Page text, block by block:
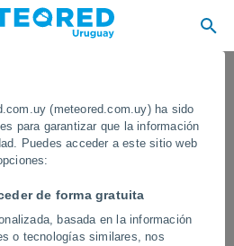
(meteored.com.uy) ha sido
para garantizar que la información
Puedes acceder a este sitio web
de forma gratuita
basada en la información
o tecnologías similares, nos